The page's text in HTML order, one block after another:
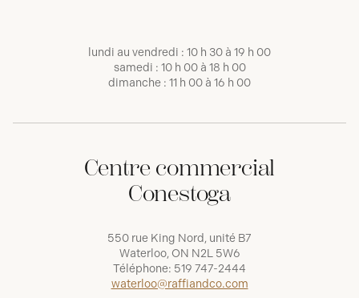
lundi au vendredi : 10 h 30 à 19 h 00
samedi : 10 h 00 à 18 h 00
dimanche : 11 h 00 à 16 h 00
Centre commercial
Conestoga
550 rue King Nord, unité B7
Waterloo, ON N2L 5W6
Téléphone: 519 747-2444
waterloo@raffiandco.com